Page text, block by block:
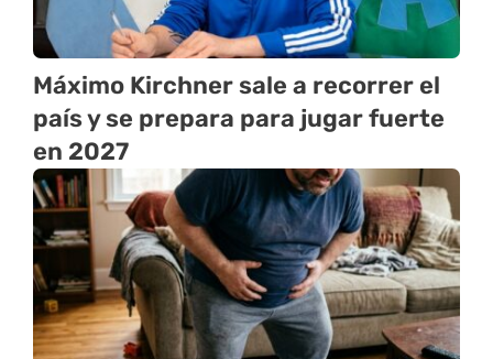
Máximo Kirchner sale a recorrer el
país y se prepara para jugar fuerte
en 2027